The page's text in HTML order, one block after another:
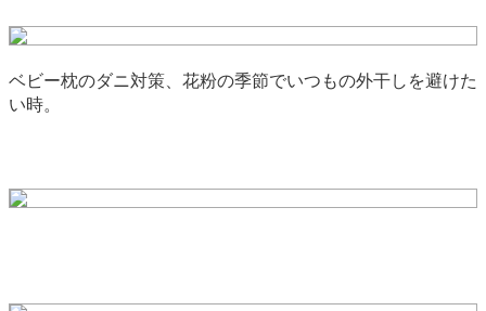
ベビー枕のダニ対策、花粉の季節でいつもの外干しを避けた
い時。